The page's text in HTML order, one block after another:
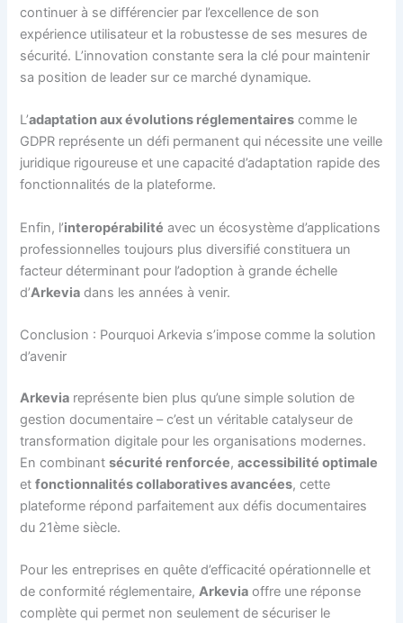
continuer à se différencier par l’excellence de son
expérience utilisateur et la robustesse de ses mesures de
sécurité. L’innovation constante sera la clé pour maintenir
sa position de leader sur ce marché dynamique.
L’adaptation aux évolutions réglementaires comme le
GDPR représente un défi permanent qui nécessite une veille
juridique rigoureuse et une capacité d’adaptation rapide des
fonctionnalités de la plateforme.
Enfin, l’interopérabilité avec un écosystème d’applications
professionnelles toujours plus diversifié constituera un
facteur déterminant pour l’adoption à grande échelle
d’Arkevia dans les années à venir.
Conclusion : Pourquoi Arkevia s’impose comme la solution
d’avenir
Arkevia représente bien plus qu’une simple solution de
gestion documentaire – c’est un véritable catalyseur de
transformation digitale pour les organisations modernes.
En combinantsécurité renforcée,accessibilité optimale
etfonctionnalités collaboratives avancées, cette
plateforme répond parfaitement aux défis documentaires
du 21ème siècle.
Pour les entreprises en quête d’efficacité opérationnelle et
de conformité réglementaire,Arkevia offre une réponse
complète qui permet non seulement de sécuriser le